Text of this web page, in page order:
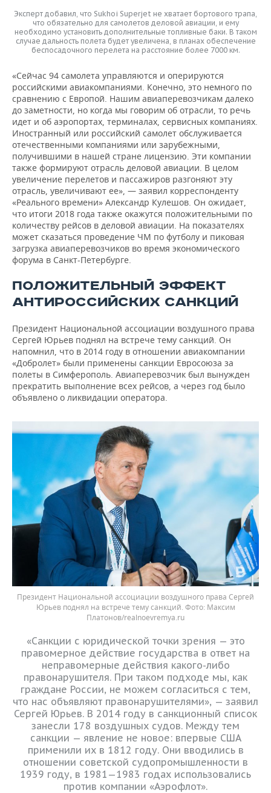
Эксперт добавил, что Sukhoi Superjet не хватает бортового трапа,
что обязательно для самолетов деловой авиации, и ему
необходимо установить дополнительные топливные баки. В таком
случае дальность полета будет увеличена, в планах обеспечение
беспосадочного перелета на расстояние более 7000 км.
«Сейчас 94 самолета управляются и оперируются
российскими авиакомпаниями. Конечно, это немного по
сравнению с Европой. Нашим авиаперевозчикам далеко
до заметности, но когда мы говорим об отрасли, то речь
идет и об аэропортах, терминалах, сервисных компаниях.
Иностранный или российский самолет обслуживается
отечественными компаниями или зарубежными,
получившими в нашей стране лицензию. Эти компании
также формируют отрасль деловой авиации. В целом
увеличение перелетов и пассажиров разгоняют эту
отрасль, увеличивают ее», — заявил корреспонденту
«Реального времени» Александр Кулешов. Он ожидает,
что итоги 2018 года также окажутся положительными по
количеству рейсов в деловой авиации. На показателях
может сказаться проведение ЧМ по футболу и пиковая
загрузка авиаперевозчиков во время экономического
форума в Санкт-Петербурге.
ПОЛОЖИТЕЛЬНЫЙ ЭФФЕКТ
АНТИРОССИЙСКИХ САНКЦИЙ
Президент Национальной ассоциации воздушного права
Сергей Юрьев поднял на встрече тему санкций. Он
напомнил, что в 2014 году в отношении авиакомпании
«Добролет» были применены санкции Евросоюза за
полеты в Симферополь. Авиаперевозчик был вынужден
прекратить выполнение всех рейсов, а через год было
объявлено о ликвидации оператора.
Президент Национальной ассоциации воздушного права Сергей
Юрьев поднял на встрече тему санкций.
Максим
Платонов/realnoevremya.ru
«Санкции с юридической точки зрения — это
правомерное действие государства в ответ на
неправомерные действия какого-либо
правонарушителя. При таком подходе мы, как
граждане России, не можем согласиться с тем,
что нас объявляют правонарушителями», — заявил
Сергей Юрьев. В 2014 году в санкционный список
занесли 178 воздушных судов. Между тем
санкции — явление не новое: впервые США
применили их в 1812 году. Они вводились в
отношении советской судопромышленности в
1939 году, в 1981—1983 годах использовались
против компании «Аэрофлот».